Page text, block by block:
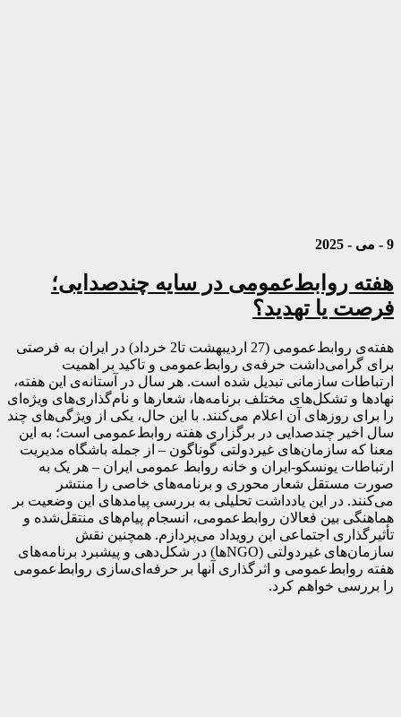
9 - می - 2025
هفته روابط‌عمومی در سایه چندصدایی؛
فرصت یا تهدید؟
هفته‌ی روابط‌عمومی (27 اردیبهشت تا2 خرداد) در ایران به فرصتی
برای گرامی‌داشت حرفه‌ی روابط‌عمومی و تاکید بر اهمیت
ارتباطات سازمانی تبدیل شده است. هر سال در آستانه‌ی این هفته،
نهادها و تشکل‌های مختلف برنامه‌ها، شعارها و نام‌گذاری‌های ویژه‌ای
را برای روزهای آن اعلام می‌کنند. با این حال، یکی از ویژگی‌های چند
سال اخیر چندصدایی در برگزاری هفته روابط‌عمومی است؛ به این
معنا که سازمان‌های غیردولتی گوناگون – از جمله باشگاه مدیریت
ارتباطات یونسکو-ایران و خانه روابط عمومی ایران – هر یک به
صورت مستقل شعار محوری و برنامه‌های خاصی را منتشر
می‌کنند. در این یادداشت تحلیلی به بررسی پیامدهای این وضعیت بر
هماهنگی بین فعالان روابط‌عمومی، انسجام پیام‌های منتقل‌شده و
تأثیرگذاری اجتماعی این رویداد می‌پردازم. همچنین نقش
سازمان‌های غیردولتی (NGOها) در شکل‌دهی و پیشبرد برنامه‌های
هفته روابط‌عمومی و اثرگذاری آنها بر حرفه‌ای‌سازی روابط‌عمومی
را بررسی خواهم کرد.